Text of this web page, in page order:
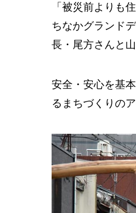
「被災前よりも
ちなかグランド
長・尾方さんと
安全・安心を基
るまちづくりの